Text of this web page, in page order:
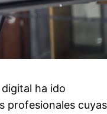
ha ido
profesionales cuyas